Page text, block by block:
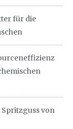
für die
von